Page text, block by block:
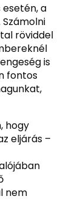
a
röviddel
is
fontos
hogy
eljárás –
nem